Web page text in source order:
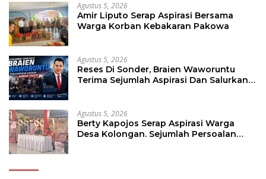
Agustus 5, 2026
Amir Liputo Serap Aspirasi Bersama
Warga Korban Kebakaran Pakowa
Agustus 5, 2026
Reses Di Sonder, Braien Waworuntu
Terima Sejumlah Aspirasi Dan Salurkan
Agustus 5, 2026
Berty Kapojos Serap Aspirasi Warga
Desa Kolongan. Sejumlah Persoalan